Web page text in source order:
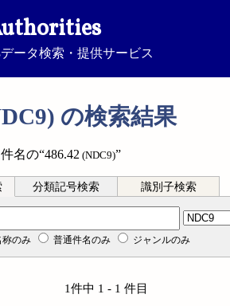
ータ検索・提供サービス
の検索結果
名の“486.42 (NDC9)”
分類記号検索 識別子検索
称のみ 普通件名のみ ジャンルのみ
1件中 1 - 1 件目